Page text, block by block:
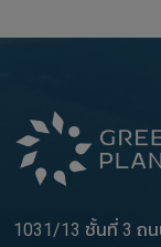
1031/13 ชั้นที่ 3 ถ